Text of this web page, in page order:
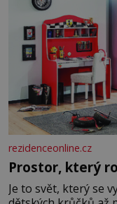
rezidenceonline.cz
Prostor, který
Je to svět, který se